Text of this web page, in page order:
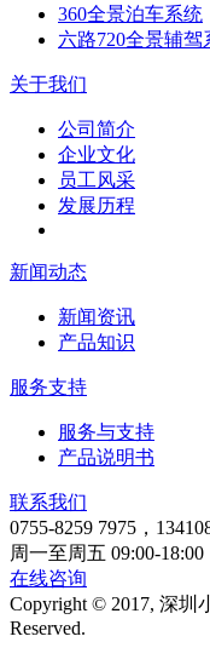
360全景泊车系统
六路720全景辅驾
关于我们
公司简介
企业文化
员工风采
发展历程
新闻动态
新闻资讯
产品知识
服务支持
服务与支持
产品说明书
联系我们
0755-8259 7975，
周一至周五 09:00-18:00
在线咨询
Copyright © 2017, 深圳
Reserved.